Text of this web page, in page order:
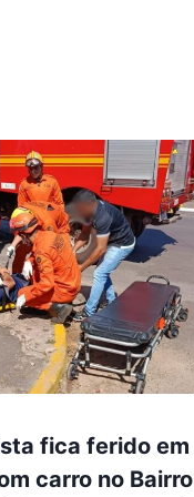
fica ferido em
carro no Bairro